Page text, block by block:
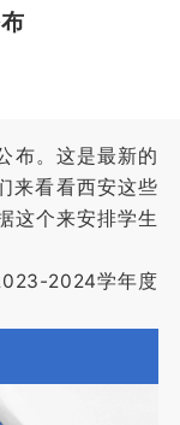
。这是最新的
来看看西安这些
这个来安排学生
2024学年度